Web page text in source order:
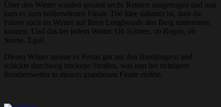
Über den Winter wurden gesamt sechs Rennen ausgetragen und nun
kam es zum heißersehnten Finale. Die Idee dahinter ist, dass die
Fahrer auch im Winter auf Ihren Longboards den Berg runterrasen
können. Und das bei jedem Wetter. Ob Schnee, ob Regen, ob
Sonne. Egal!
Diesen Winter meinte es Petrus gut mit den Brettjüngern und
schickte durchweg trockene Straßen, was nun bei richtigem
Bombenwetter in diesem grandiosen Finale endete.